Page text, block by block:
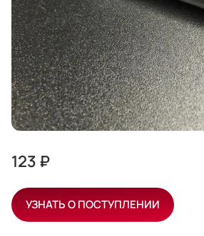
123 ₽
УЗНАТЬ О ПОСТУПЛЕНИИ